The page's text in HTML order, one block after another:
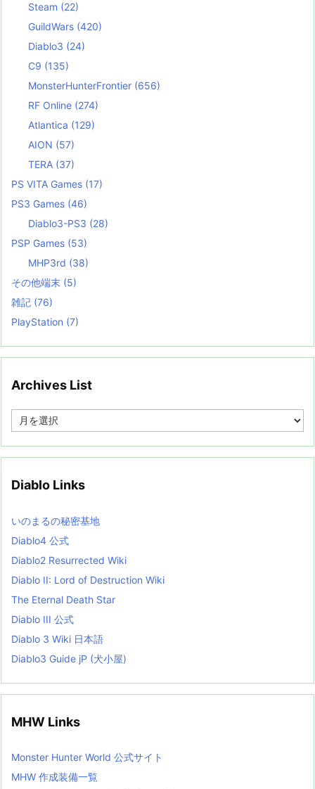
Steam (22)
GuildWars (420)
Diablo3 (24)
C9 (135)
MonsterHunterFrontier (656)
RF Online (274)
Atlantica (129)
AION (57)
TERA (37)
PS VITA Games (17)
PS3 Games (46)
Diablo3-PS3 (28)
PSP Games (53)
MHP3rd (38)
その他端末 (5)
雑記 (76)
PlayStation (7)
Archives List
e
i
s
t
Diablo Links
いのまるの秘密基地
Diablo4 公式
Diablo2 Resurrected Wiki
Diablo II: Lord of Destruction Wiki
The Eternal Death Star
Diablo III 公式
Diablo 3 Wiki 日本語
Diablo3 Guide jP (犬小屋)
MHW Links
Monster Hunter World 公式サイト
MHW 作成装備一覧